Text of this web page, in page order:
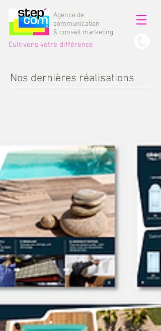
Agence de
communication
& conseil marketing
Cultivons votre différence
Nos dernières réalisations